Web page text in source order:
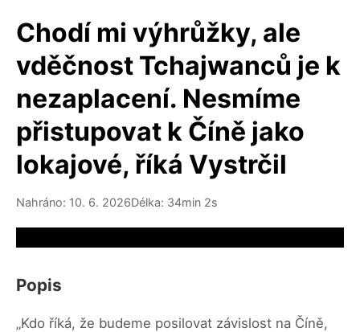
Chodí mi výhrůžky, ale
vděčnost Tchajwanců je k
nezaplacení. Nesmíme
přistupovat k Číně jako
lokajové, říká Vystrčil
Nahráno: 10. 6. 2026Délka: 34min 2s
Popis
„Kdo říká, že budeme posilovat závislost na Číně,